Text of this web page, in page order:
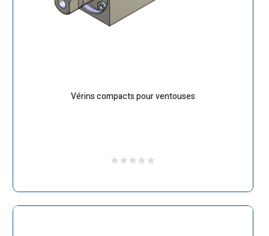
Vérins compacts pour ventouses